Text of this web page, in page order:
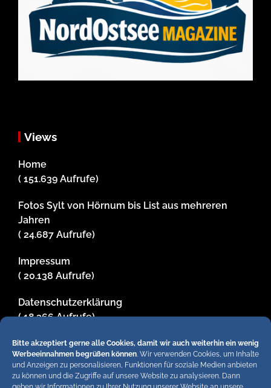
Bitte akzeptiert gerne alle Cookies, damit wir auch weiterhin ein wenig
Werbeeinnahmen begrüßen können. Wir verwenden Cookies, um Inhalte
und Anzeigen zu personalisieren, Funktionen für soziale Medien anbieten
zu können und die Zugriffe auf unsere Website zu analysieren. Dann
Views
Home
( 151.639 Aufrufe)
Fotos Sylt von Hörnum bis List aus mehreren
Jahren
( 24.687 Aufrufe)
Impressum
( 20.138 Aufrufe)
Datenschutzerklärung
( 18.366 Aufrufe)
Pressemitteilungen zusenden
( 15.483 Aufrufe)
Fotos und Zeichnungen von Achim Schier